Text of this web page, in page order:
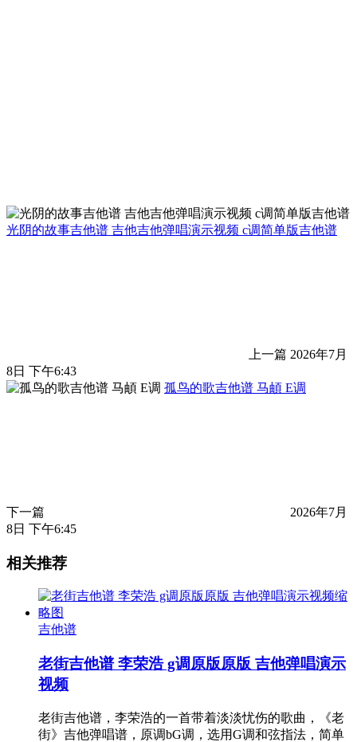
光阴的故事吉他谱 吉他吉他弹唱演示视频 c调简单版吉他谱
上一篇 2026年7月
8日 下午6:43
孤鸟的歌吉他谱 马頔 E调
下一篇
2026年7月
8日 下午6:45
相关推荐
吉他谱
老街吉他谱 李荣浩 g调原版原版 吉他弹唱演示
视频
老街吉他谱，李荣浩的一首带着淡淡忧伤的歌曲，《老
街》吉他弹唱谱，原调bG调，选用G调和弦指法，简单